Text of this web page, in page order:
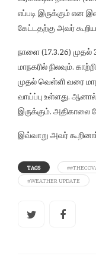
எப்படி இருக்கும் என
கேட்டதற்கு அவர்
நாளை (17.3.26)
மாநகரில் நிலவும்.
முதல் வெள்ளி வரை
வாய்ப்பு உள்ளது.
இருக்கும். அதிகாலை
இவ்வாறு அவர்
TAGS
#WEATHER UPDATE